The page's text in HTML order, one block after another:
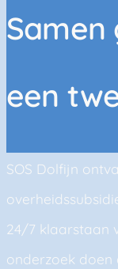
Samen
een
SOS Dolfijn
24/7 klaarstaan
onderzoek doen